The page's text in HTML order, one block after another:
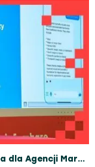
Quo Vadis Facebook? I co to oznacza dla Agencji Marketingowych?